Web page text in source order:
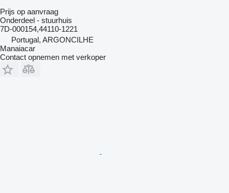
Prijs op aanvraag
Onderdeel - stuurhuis
7D-000154,44110-1221
Portugal, ARGONCILHE
Manaiacar
Contact opnemen met verkoper